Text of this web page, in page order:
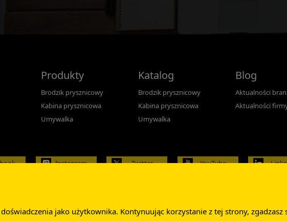
Produkty
Brodzik prysznicowy
Kabina prysznicowa
Umywalka
Katalog
Brodzik prysznicowy
Kabina prysznicowa
Umywalka
Blog
Aktualności
Aktualności
Instagram Twitter YouTube
jako użytkownika. Kontynuując korzystanie z tej strony, zgadzasz